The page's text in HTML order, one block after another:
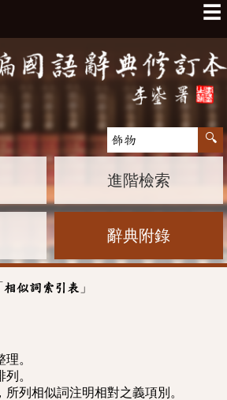
☰
進階檢索
辭典附錄
相似詞索引表 」
。
。
列相似詞注明相對之義項別。